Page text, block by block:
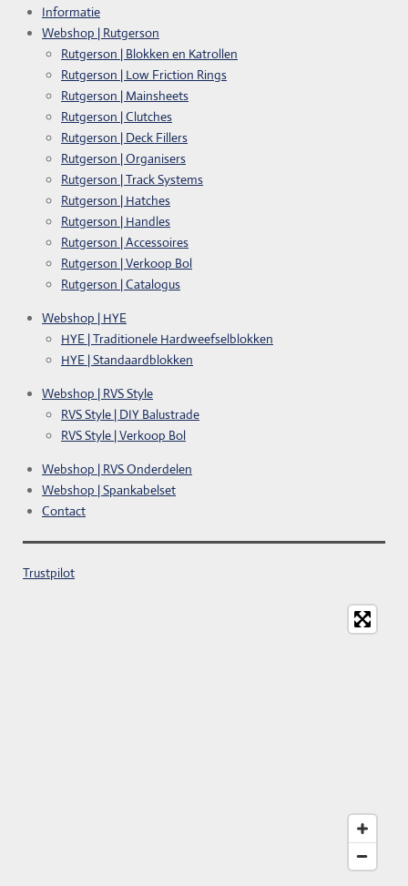
Informatie
Webshop | Rutgerson
Rutgerson | Blokken en Katrollen
Rutgerson | Low Friction Rings
Rutgerson | Mainsheets
Rutgerson | Clutches
Rutgerson | Deck Fillers
Rutgerson | Organisers
Rutgerson | Track Systems
Rutgerson | Hatches
Rutgerson | Handles
Rutgerson | Accessoires
Rutgerson | Verkoop Bol
Rutgerson | Catalogus
Webshop | HYE
HYE | Traditionele Hardweefselblokken
HYE | Standaardblokken
Webshop | RVS Style
RVS Style | DIY Balustrade
RVS Style | Verkoop Bol
Webshop | RVS Onderdelen
Webshop | Spankabelset
Contact
Trustpilot